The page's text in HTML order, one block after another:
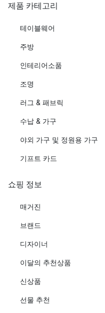
제품 카테고리
테이블웨어
주방
인테리어소품
조명
러그 & 패브릭
수납 & 가구
야외 가구 및 정원용 가구
기프트 카드
쇼핑 정보
매거진
브랜드
디자이너
이달의 추천상품
신상품
선물 추천